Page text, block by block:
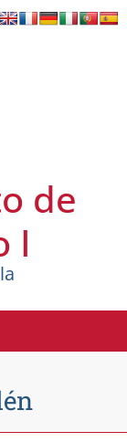
de
I